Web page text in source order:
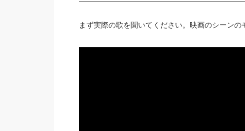
まず実際の歌を聞いてください。映画のシーンの